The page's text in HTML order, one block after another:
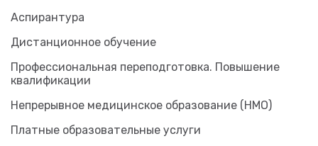
Аспирантура
Дистанционное обучение
Профессиональная переподготовка. Повышение
квалификации
Непрерывное медицинское образование (НМО)
Платные образовательные услуги